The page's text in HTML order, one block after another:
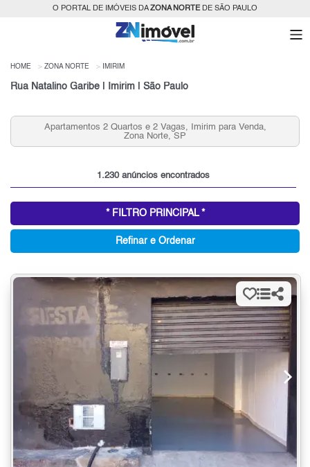
O PORTAL DE IMÓVEIS DAZONA NORTEDE SÃO PAULO
HOME ZONA NORTE IMIRIM
Rua Natalino Garibe | Imirim | São Paulo
2 Quartos e 2 Vagas, Imirim para Venda,
Zona Norte, SP
1.230 anúncios encontrados
* FILTRO PRINCIPAL *
Refinar e Ordenar